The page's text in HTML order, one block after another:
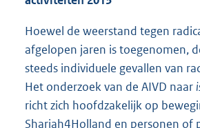
Hoewel de weerstand tegen
afgelopen jaren is toegenomen,
steeds individuele gevallen van
Het onderzoek van de AIVD naar
richt zich hoofdzakelijk op
Shariah4Holland en personen of